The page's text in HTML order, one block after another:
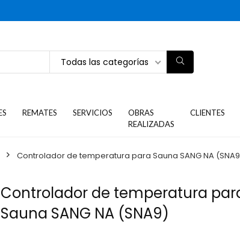
Todas las categorías
REMATES SERVICIOS
OBRAS
REALIZADAS
CLIENTES
Controlador de temperatura para Sauna SANG NA
Controlador de temperatura
Sauna SANG NA (SNA9)